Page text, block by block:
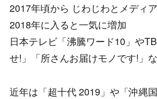
2017年頃から じわじわとメディ
2018年に入ると一気に増加
日本テレビ「沸騰ワード10」や
せ!」「所さんお届けモノです!」
近年は「超十代 2019」や「沖縄